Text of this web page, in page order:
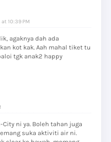
10:39 PM
agaknya dah ada
kot kak. Aah mahal tiket tu
tgk anak2 happy
ni ya. Boleh tahan juga
suka aktiviti air ni.